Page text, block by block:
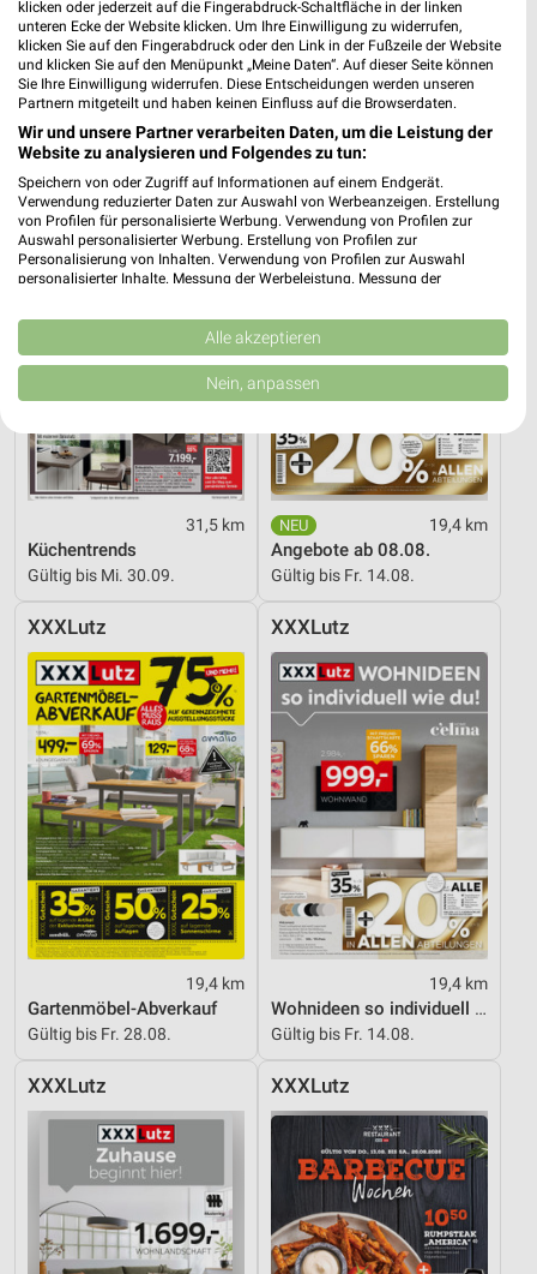
19,4 km
Büro Spezial
Gültig bis Fr. 14.08.
19,4 km
Küchen Preishits!
Opti Wohnwelt
31,5 km
Küchentrends
Gültig bis Mi. 30.09.
19,4 km
Angebote ab 08.08.
Gültig bis Fr. 14.08.
XXXLutz
19,4 km
Gartenmöbel-Abverkauf
Gültig bis Fr. 28.08.
XXXLutz
19,4 km
Wohnideen so individuell wie du!
Gültig bis Fr. 14.08.
XXXLutz XXXLutz
klicken oder jederzeit auf die Fingerabdruck-Schaltfläche in der linken
unteren Ecke der Website klicken. Um Ihre Einwilligung zu widerrufen,
klicken Sie auf den Fingerabdruck oder den Link in der Fußzeile der Website
und klicken Sie auf den Menüpunkt „Meine Daten“. Auf dieser Seite können
Sie Ihre Einwilligung widerrufen. Diese Entscheidungen werden unseren
Partnern mitgeteilt und haben keinen Einfluss auf die Browserdaten.
Wir und unsere Partner verarbeiten Daten, um die Leistung der
Website zu analysieren und Folgendes zu tun:
Speichern von oder Zugriff auf Informationen auf einem Endgerät.
Verwendung reduzierter Daten zur Auswahl von Werbeanzeigen. Erstellung
von Profilen für personalisierte Werbung. Verwendung von Profilen zur
Auswahl personalisierter Werbung. Erstellung von Profilen zur
Personalisierung von Inhalten. Verwendung von Profilen zur Auswahl
personalisierter Inhalte. Messung der Werbeleistung. Messung der
Kombinationen von Daten aus verschiedenen Quellen. Entwicklung und
Verbesserung der Angebote. Verwendung reduzierter Daten zur Auswahl
von Inhalten.
Daten können außerhalb der Europäischen Union weitergegeben und in die
USA gesendet werden.
Website/App.
Partnerliste anzeigen (1 IAB-Anbieter)
Wir nutzen Ihre Daten für folgende Zwecke:
IAB-Verarbeitungszwecke:
Speichern von oder Zugriff auf Informationen
auf einem Endgerät
Verwendung reduzierter Daten zur Auswahl von
Werbeanzeigen
Erstellung von Profilen für personalisierte
Werbung
Verwendung von Profilen zur Auswahl
personalisierter Werbung
Erstellung von Profilen zur Personalisierung
von Inhalten
Verwendung von Profilen zur Auswahl
personalisierter Inhalte
Messung der Werbeleistung
Messung der Performance von Inhalten
Analyse von Zielgruppen durch Statistiken oder
Quellen
Entwicklung und Verbesserung der Angebote
Verwendung reduzierter Daten zur Auswahl von
Inhalten
Alle akzeptieren
Nein, anpassen